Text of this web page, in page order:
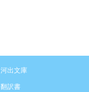
河出文庫
翻訳書